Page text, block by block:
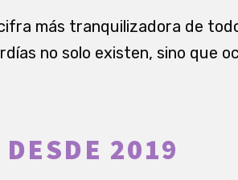
más tranquilizadora de
no solo existen, sino que
2019